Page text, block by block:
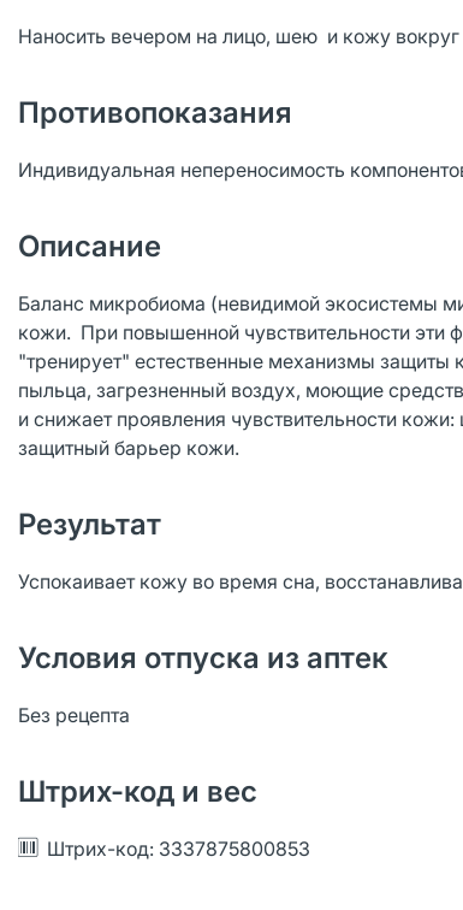
Наносить вечером на лицо, шею и кожу вокруг
Противопоказания
Индивидуальная непереносимость
Описание
Баланс микробиома (невидимой экосистемы
кожи. При повышенной чувствительности
"тренирует" естественные механизмы защиты
пыльца, загрезненный воздух, моющие
и снижает проявления чувствительности
защитный барьер кожи.
Результат
Успокаивает кожу во время сна,
Условия отпуска из аптек
Без рецепта
Штрих-код и вес
Штрих-код: 3337875800853